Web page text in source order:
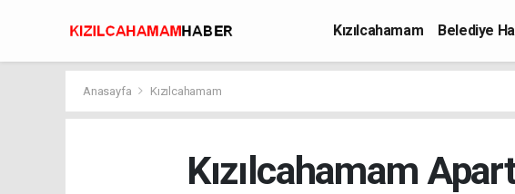
Kızılcahamam Belediye
Anasayfa Kızılcahamam
Kızılcahamam